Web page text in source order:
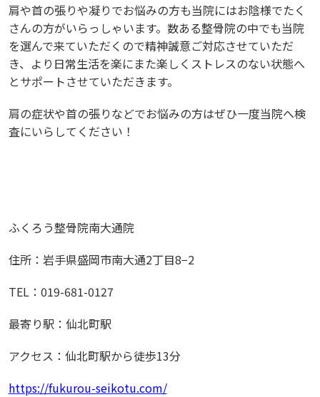
肩や首の張りや凝りでお悩みの方も当院にはお陰様でたく
さんの方がいらっしゃいます。数ある整骨院の中でも当院
を選んで来ていただくので精神誠意ご対応させていただ
き、より日常生活を楽にまた楽しくストレスのない状態へ
とサポートさせていただきます。
肩の症状や首の張りなどでお悩みの方はぜひ一度当院へ検
査にいらしてください！
ふくろう整骨院南大通院
住所：岩手県盛岡市南大通2丁目8−2
TEL ： 019-681-0127
最寄り駅：仙北町駅
アクセス：仙北町駅から徒歩13分
https://fukurou-seikotu.com/